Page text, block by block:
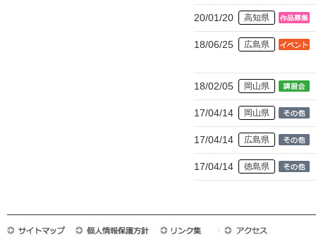
20/01/20 高知県
18/06/25 広島県
18/02/05 岡山県
17/04/14 岡山県
17/04/14 広島県
17/04/14 徳島県